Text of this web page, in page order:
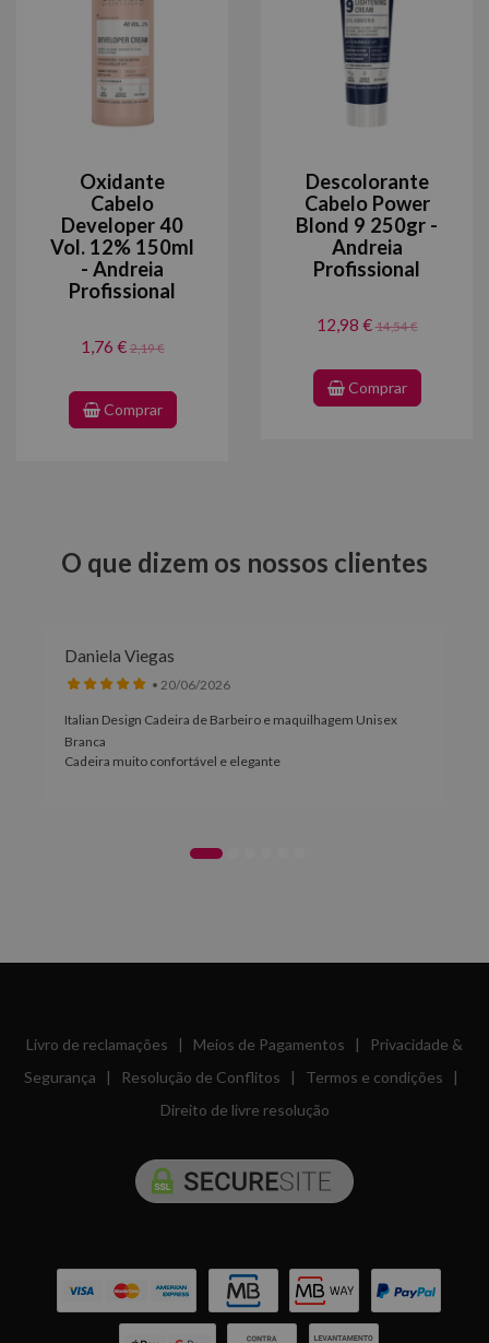
Oxidante
Cabelo
Developer 40
Vol. 12% 150ml
- Andreia
Profissional
1,76 €2,19 €
Comprar
Descolorante
Cabelo Power
Blond 9 250gr -
Andreia
Profissional
12,98 €14,54 €
Comprar
O que dizem os nossos clientes
Daniela Viegas
• 20/06/2026
Italian Design Cadeira de Barbeiro e maquilhagem Unisex
Branca
Cadeira muito confortável e elegante
Livro de reclamações | Meios de Pagamentos |
Privacidade &
Segurança | Resolução de Conflitos | Termos e condições |
Direito de livre resolução